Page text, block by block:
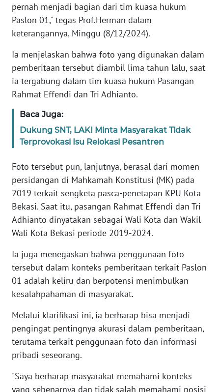
pernah menjadi bagian dari tim kuasa hukum
Paslon 01," tegas Prof.Herman dalam
keterangannya, Minggu (8/12/2024).
Ia menjelaskan bahwa foto yang digunakan dalam
pemberitaan tersebut diambil lima tahun lalu, saat
ia tergabung dalam tim kuasa hukum Pasangan
Rahmat Effendi dan Tri Adhianto.
Baca Juga:
Dukung SNT, LAKI Minta Masyarakat Tidak
Terprovokasi Isu Relokasi Pesantren
Foto tersebut pun, lanjutnya, berasal dari momen
persidangan di Mahkamah Konstitusi (MK) pada
2019 terkait sengketa pasca-penetapan KPU Kota
Bekasi. Saat itu, pasangan Rahmat Effendi dan Tri
Adhianto dinyatakan sebagai Wali Kota dan Wakil
Wali Kota Bekasi periode 2019-2024.
Ia juga menegaskan bahwa penggunaan foto
tersebut dalam konteks pemberitaan terkait Paslon
01 adalah keliru dan berpotensi menimbulkan
kesalahpahaman di masyarakat.
Melalui klarifikasi ini, ia berharap bisa menjadi
pengingat pentingnya akurasi dalam pemberitaan,
terutama terkait penggunaan foto dan informasi
pribadi seseorang.
"Saya berharap masyarakat memahami konteks
yang sebenarnya dan tidak salah memahami posisi
WN
RIAU
WN
SERAMBI
WN
JAMBI
WN
SULTRA
NTB
WN
SULTENG
WN
WN
BABEL
SUMBAR
WN
SUMSEL
WN
BENGKULU